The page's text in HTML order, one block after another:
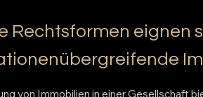
Rechtsformen eignen
von Immobilien in einer Gesellschaft